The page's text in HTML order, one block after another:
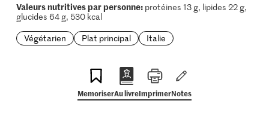
Valeurs nutritives par personne:protéines 13 g, lipides 22 g,
glucides 64 g, 530 kcal
Végétarien
Plat principal Italie
MemoriserAu livreImprimerNotes